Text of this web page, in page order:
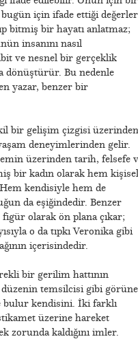
için ifade ettiği değerler
bitmiş bir hayatı anlatmaz;
insanını nasıl
ve nesnel bir gerçeklik
dönüştürür. Bu nedenle
yazar, benzer bir
bir gelişim çizgisi üzerinden
deneyimlerinden gelir.
üzerinden tarih, felsefe
bir kadın olarak hem kişisel
kendisiyle hem de
da eşiğindedir. Benzer
olarak ön plana çıkar;
o da tıpkı Veronika gibi
içerisindedir.
bir gerilim hattının
düzenin temsilcisi gibi
bulur kendisini. İki farklı
üzerine hareket
zorunda kaldığını imler.